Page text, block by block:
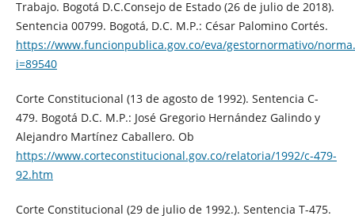
Trabajo. Bogotá D.C.Consejo de Estado (26 de julio de 2018).
Sentencia 00799. Bogotá, D.C. M.P.: César Palomino Cortés.
https://www.funcionpublica.gov.co/eva/gestornormativo/
i=89540
Corte Constitucional (13 de agosto de 1992). Sentencia C-
479. Bogotá D.C. M.P.: José Gregorio Hernández Galindo y
Alejandro Martínez Caballero. Ob
https://www.corteconstitucional.gov.co/relatoria/1992/c-479-
92.htm
Corte Constitucional (29 de julio de 1992.). Sentencia T-475.